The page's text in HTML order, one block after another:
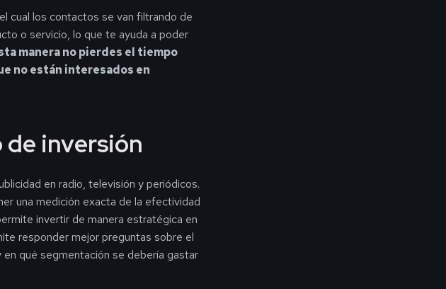
cual los contactos se van filtrando de
o servicio, lo que te ayuda a poder
manera no pierdes el tiempo
no están interesados en
inversión
en radio, televisión y periódicos.
una medición exacta de la efectividad
invertir de manera estratégica en
responder mejor preguntas sobre el
qué segmentación se debería gastar